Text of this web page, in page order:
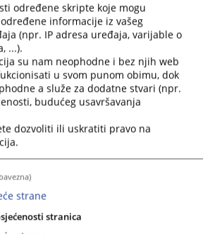
nema vijesti
određene skripte koje mogu
informacije iz vašeg
(npr. IP adresa uređaja, varijable o
...).
su nam neophodne i bez njih web
u svom punom obimu, dok
a služe za dodatne stvari (npr.
budućeg usavršavanja
dozvoliti ili uskratiti pravo na
strane
stranica